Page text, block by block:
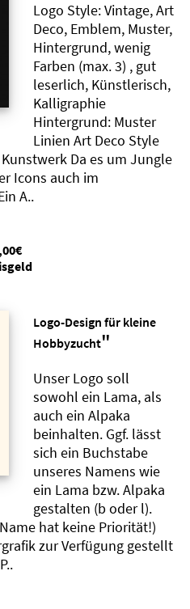
Logo Style: Vintage, Art
Deco, Emblem, Muster,
Hintergrund, wenig
Farben (max. 3) , gut
leserlich, Künstlerisch,
Kalligraphie
Hintergrund: Muster
Linien Art Deco Style
Da es um Jungle
Icons auch im
A..
Logo-Design für kleine
Hobbyzucht"
Unser Logo soll
sowohl ein Lama, als
auch ein Alpaka
beinhalten. Ggf. lässt
sich ein Buchstabe
unseres Namens wie
ein Lama bzw. Alpaka
gestalten (b oder l).
hat keine Priorität!)
zur Verfügung gestellt